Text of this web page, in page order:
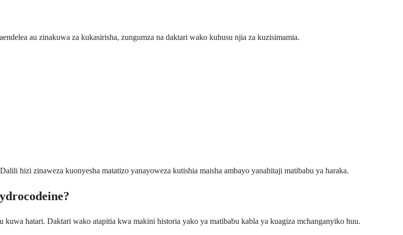
au zinakuwa za kukasirisha, zungumza na daktari wako kuhusu njia za kuzisimamia.
hizi zinaweza kuonyesha matatizo yanayoweza kutishia maisha ambayo yanahitaji matibabu ya haraka.
hatari. Daktari wako atapitia kwa makini historia yako ya matibabu kabla ya kuagiza mchanganyiko huu.